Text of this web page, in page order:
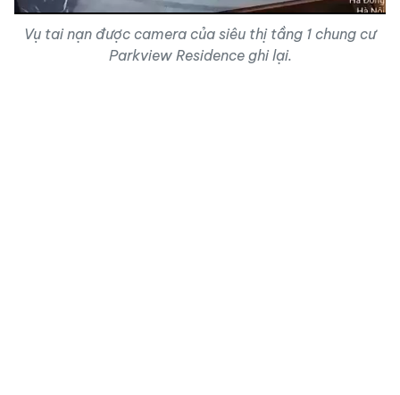
Vụ tai nạn được camera của siêu thị tầng 1 chung cư
Parkview Residence ghi lại.